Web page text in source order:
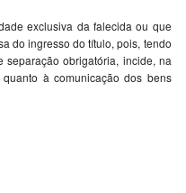
exclusiva da falecida ou que
do ingresso do título, pois, tendo
separação obrigatória, incide, na
à comunicação dos bens